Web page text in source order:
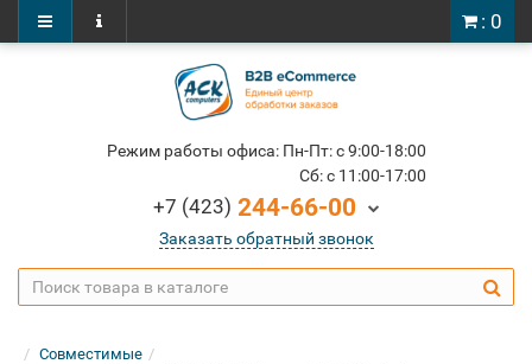
: 0
Режим работы офиса: Пн-Пт: c 9:00-18:00
Cб: c 11:00-17:00
+7 (423) 244-66-00
Заказать обратный звонок
Совместимые